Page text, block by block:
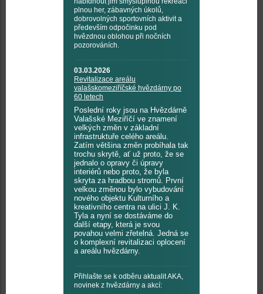
plnou her, zábavných úkolů,
dobrovolných sportovních aktivit a
především odpočinku pod
hvězdnou oblohou při nočních
pozorováních.
03.03.2026
Revitalizace areálu
valašskomeziříčské hvězdárny po
60 letech
Poslední roky jsou na Hvězdárně
Valašské Meziříčí ve znamení
velkých změn v základní
infrastruktuře celého areálu.
Zatím většina změn probíhala tak
trochu skrytě, ať už proto, že se
jednalo o opravy či úpravy
interiérů nebo proto, že byla
skryta za hradbou stromů. První
velkou změnou bylo vybudování
nového objektu Kulturního a
kreativního centra na ulici J. K.
Tyla a nyní se dostáváme do
další etapy, která je svou
povahou velmi zřetelná. Jedná se
o komplexní revitalizaci oplocení
a areálu hvězdárny.
Přihlašte se k odběru aktualit AKA,
novinek z hvězdárny a akcí: